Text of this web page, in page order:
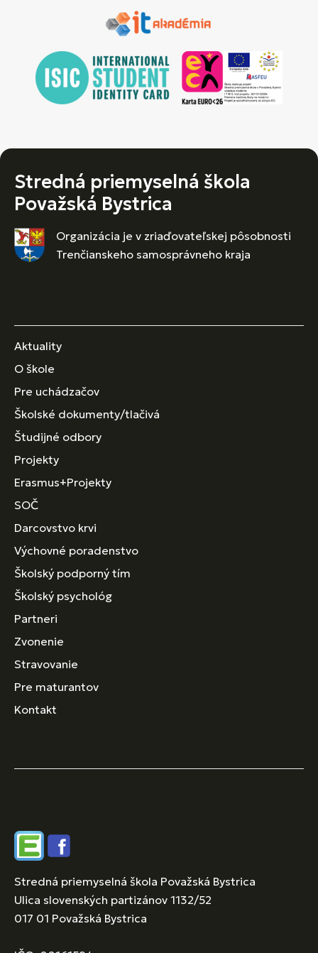
Stredná priemyselná škola
Považská Bystrica
Organizácia je v zriaďovateľskej pôsobnosti
Trenčianskeho samosprávneho kraja
Aktuality
O škole
Pre uchádzačov
Školské dokumenty/tlačivá
Študijné odbory
Projekty
Erasmus+Projekty
SOČ
Darcovstvo krvi
Výchovné poradenstvo
Školský podporný tím
Školský psychológ
Partneri
Zvonenie
Stravovanie
Pre maturantov
Kontakt
EdupageFacebook
Stredná priemyselná škola Považská Bystrica
Ulica slovenských partizánov 1132/52
017 01 Považská Bystrica